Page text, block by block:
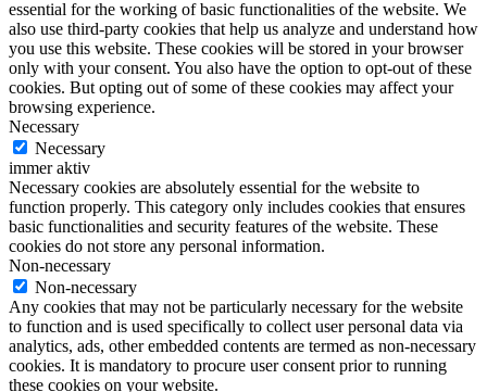
essential for the working of basic functionalities of the website. We
also use third-party cookies that help us analyze and understand how
you use this website. These cookies will be stored in your browser
only with your consent. You also have the option to opt-out of these
cookies. But opting out of some of these cookies may affect your
browsing experience.
Necessary
Necessary
immer aktiv
Necessary cookies are absolutely essential for the website to
function properly. This category only includes cookies that ensures
basic functionalities and security features of the website. These
cookies do not store any personal information.
Non-necessary
Non-necessary
Any cookies that may not be particularly necessary for the website
to function and is used specifically to collect user personal data via
analytics, ads, other embedded contents are termed as non-necessary
cookies. It is mandatory to procure user consent prior to running
these cookies on your website.